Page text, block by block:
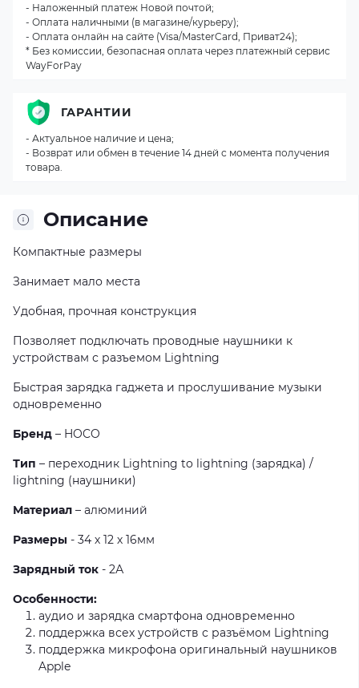
Описание
Компактные размеры
Занимает мало места
Удобная, прочная конструкция
Позволяет подключать проводные наушники к
устройствам с разъемом Lightning
Быстрая зарядка гаджета и прослушивание музыки
одновременно
Бренд – HOCO
Тип – переходник Lightning to lightning (зарядка) /
lightning (наушники)
Материал – алюминий
Размеры - 34 х 12 х 16мм
Зарядный ток - 2А
Особенности:
аудио и зарядка смартфона одновременно
поддержка всех устройств с разъёмом Lightning
поддержка микрофона оригинальный наушников
Apple
- Наложенный платеж Новой почтой;
- Оплата наличными (в магазине/курьеру);
- Оплата онлайн на сайте (Visa/MasterCard, Приват24);
* Без комиссии, безопасная оплата через платежный сервис
WayForPay
ГАРАНТИИ
- Актуальное наличие и цена;
- Возврат или обмен в течение 14 дней с момента получения
товара.